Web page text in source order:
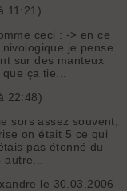
11:21)
ceci : -> en ce
je pense
sur des manteux
ça tie...
22:48)
sors assez souvent,
on était 5 ce qui
pas étonné du
le 30.03.2006